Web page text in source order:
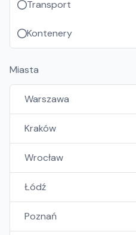
Transport
Kontenery
Miasta
Warszawa
Kraków
Wrocław
Łódź
Poznań